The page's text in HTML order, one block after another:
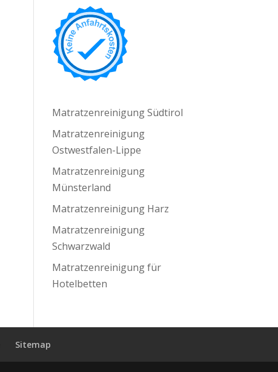
Matratzenreinigung Südtirol
Matratzenreinigung
Ostwestfalen-Lippe
Matratzenreinigung
Münsterland
Matratzenreinigung Harz
Matratzenreinigung
Schwarzwald
Matratzenreinigung für
Hotelbetten
Sitemap